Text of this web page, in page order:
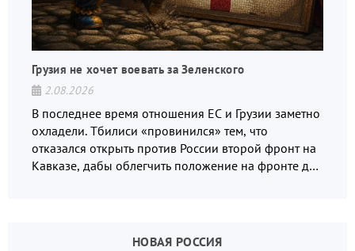
Грузия не хочет воевать за Зеленского
2.08.2026
В последнее время отношения ЕС и Грузии заметно
охладели. Тбилиси «провинился» тем, что
отказался открыть против России второй фронт на
Кавказе, дабы облегчить положение на фронте для
НОВАЯ РОССИЯ